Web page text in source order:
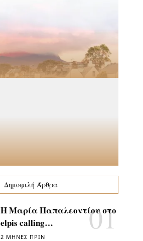
Δημοφιλή Άρθρα
Η Μαρία Παπαλεοντίου στο
elpis calling…
2 ΜΉΝΕΣ ΠΡΙΝ